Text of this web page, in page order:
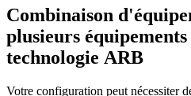
Combinaison
plusieurs
technologie ARB
Votre configuration peut nécessiter